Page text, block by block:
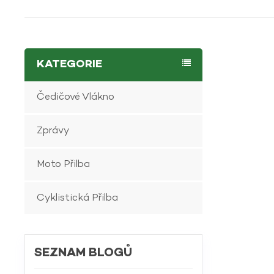
KATEGORIE
Čedičové Vlákno
Zprávy
Moto Přilba
Cyklistická Přilba
SEZNAM BLOGŮ